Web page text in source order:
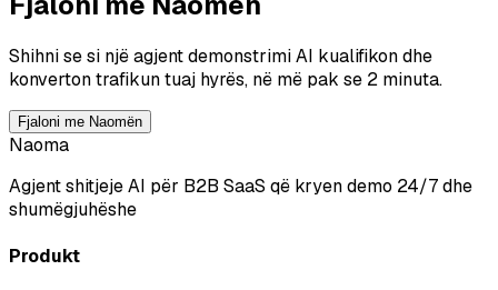
Shihni se si një agjent demonstrimi AI kualifikon dhe
konverton trafikun tuaj hyrës, në më pak se 2 minuta.
Fjaloni me Naomën
Naoma
Agjent shitjeje AI për B2B SaaS që kryen demo 24/7 dhe
shumëgjuhëshe
Produkt